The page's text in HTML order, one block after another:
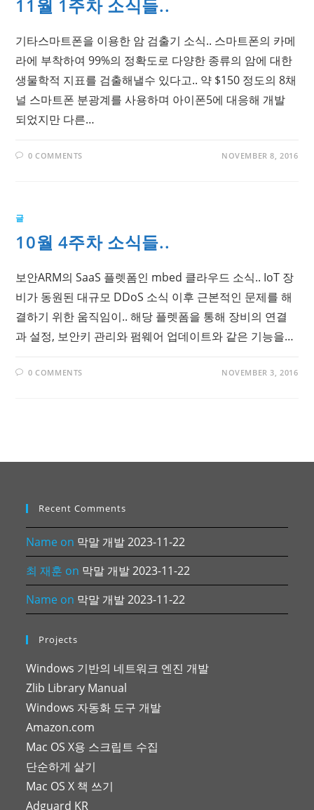
11월 1주차 소식들..
기타스마트폰을 이용한 암 검출기 소식.. 스마트폰의 카메
라에 부착하여 99%의 정확도로 다양한 종류의 암에 대한
생물학적 지표를 검출해낼수 있다고.. 약 $150 정도의 8채
널 스마트폰 분광계를 사용하며 아이폰5에 대응해 개발
되었지만 다른…
0 COMMENTS NOVEMBER 8, 2016
글
10월 4주차 소식들..
보안ARM의 SaaS 플렛폼인 mbed 클라우드 소식.. IoT 장
비가 동원된 대규모 DDoS 소식 이후 근본적인 문제를 해
결하기 위한 움직임이.. 해당 플렛폼을 통해 장비의 연결
과 설정, 보안키 관리와 펌웨어 업데이트와 같은 기능을…
0 COMMENTS NOVEMBER 3, 2016
Recent Comments
Name on 막말 개발 2023-11-22
최 재훈 on 막말 개발 2023-11-22
Name on 막말 개발 2023-11-22
Projects
Windows 기반의 네트워크 엔진 개발
Zlib Library Manual
Windows 자동화 도구 개발
Amazon.com
Mac OS X용 스크립트 수집
단순하게 살기
Mac OS X 책 쓰기
Adguard KR